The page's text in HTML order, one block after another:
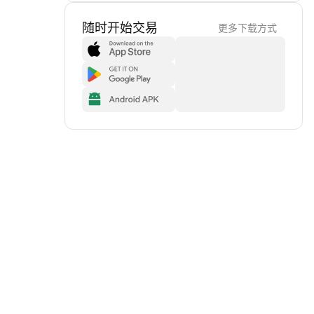
随时开始交易 更多下载方式